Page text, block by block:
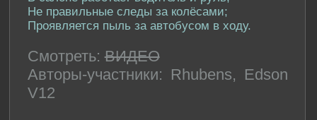
Не правильные следы за колёсами;
Проявляется пыль за автобусом в ходу.
Смотреть: ВИДЕО
Авторы-участники: Rhubens, Edson
V12